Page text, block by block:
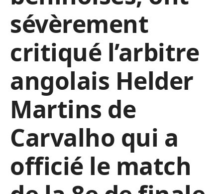
sévèrement
critiqué l’arbitre
angolais Helder
Martins de
Carvalho qui a
officié le match